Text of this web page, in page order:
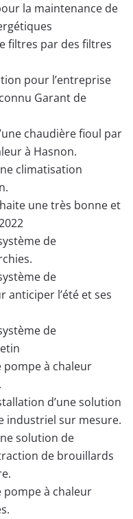
la maintenance de
filtres par des filtres
pour l’entreprise
Garant de
chaudière fioul par
à Hasnon.
climatisation
une très bonne et
de
de
anticiper l’été et ses
de
à chaleur
d’une solution
industriel sur mesure.
solution de
de brouillards
à chaleur